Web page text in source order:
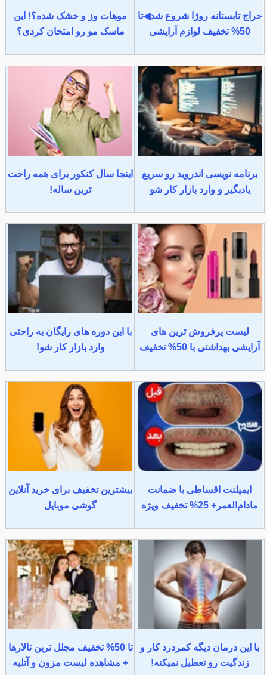
حراج تابستانه روژا شروع شد◀تا
50% تخفیف لوازم آرایشی
موهات وز و خشک شده؟! این
ماسک مو رو امتحان کردی؟
برنامه نویسی اندروید رو سریع
یادبگیر و وارد بازار کار شو
اینجا سال کنکور برای همه راحت
ترین ساله!
لیست پرفروش ترین های
آرایشی بهداشتی با 50% تخفیف
با این دوره های رایگان به راحتی
وارد بازار کار شو!
ایمپلنت اقساطی با ضمانت
مادام‌العمر+ 25% تخفیف ویژه
بیشترین تخفیف برای خرید آنلاین
گوشی موبایل
با این درمان دیگه کمردرد کار و
زندگیت رو تعطیل نمیکنه!
تا 50% تخفیف مجلل ترین تالارها
+ مشاهده لیست مزون و آتلیه